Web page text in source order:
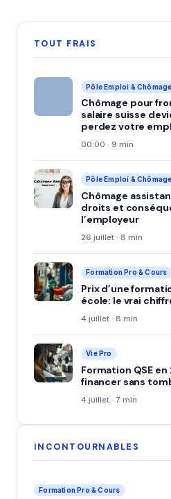
TOUT FRAIS
Pôle Emploi & Chômage
Chômage pour
salaire suisse
perdez votre
00:00 · 9 min
Pôle Emploi & Chômage
Chômage
droits et
l’employeur
26 juillet · 8 min
Formation Pro & Cours
Prix d’une
école: le vrai
4 juillet · 8 min
Vie Pro
Formation QSE
financer sans
4 juillet · 7 min
INCONTOURNABLES
Formation Pro & Cours